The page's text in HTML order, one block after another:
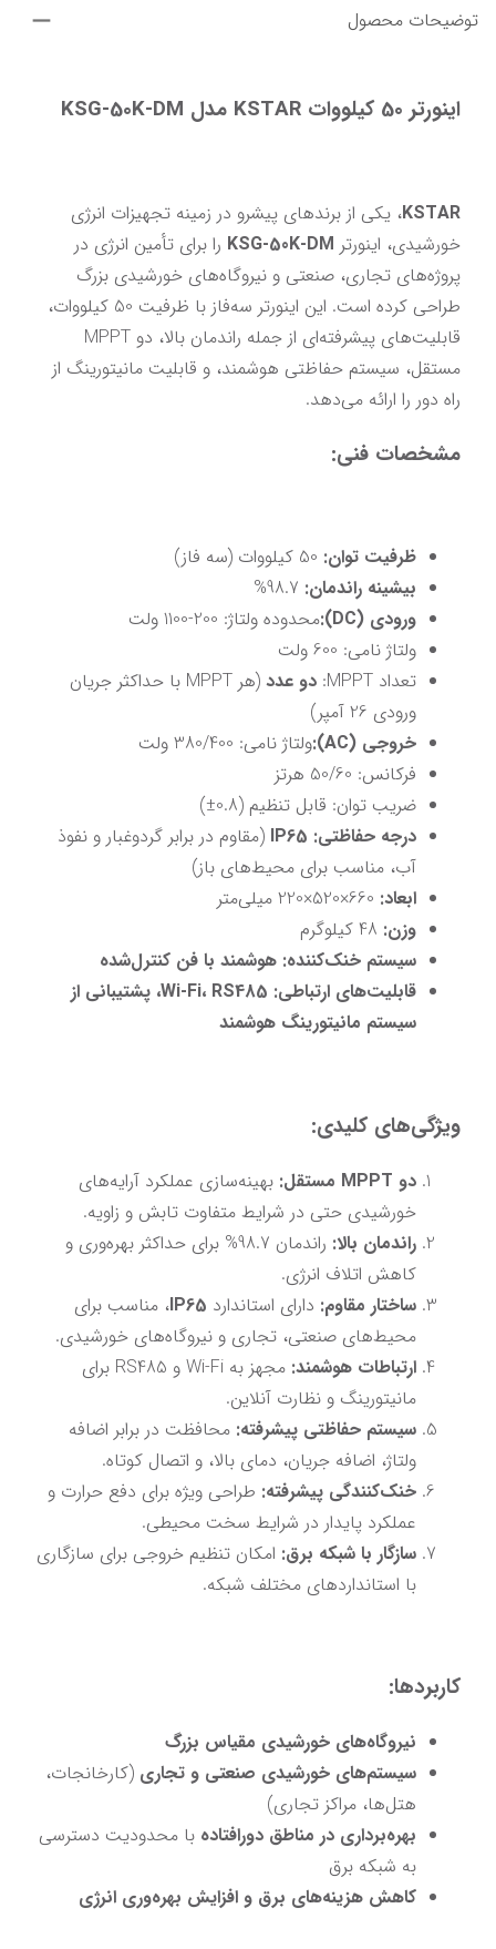
توضیحات محصول
اینورتر 50 کیلووات KSTAR مدل KSG-50K-DM
KSTAR
خورشیدی، اینورتر KSG-50K-DM
راه دور را ارائه می‌دهد.
مشخصات فنی:
ظرفیت توان:
بیشینه راندمان:
ورودی (DC):
محدوده ولتاژ: 200-1100 ولت
ولتاژ نامی: 600 ولت
تعداد MPPT:
دو عدد
ورودی 26 آمپر)
خروجی (AC):
ولتاژ نامی: 380/400 ولت
فرکانس: 50/60 هرتز
ضریب توان: قابل تنظیم (0.8±)
درجه حفاظتی: IP65
آب، مناسب برای محیط‌های باز)
ابعاد:
وزن:
سیستم خنک‌کننده:
هوشمند با فن کنترل‌شده
قابلیت‌های ارتباطی:
سیستم مانیتورینگ هوشمند
ویژگی‌های کلیدی:
دو MPPT مستقل:
خورشیدی حتی در شرایط متفاوت تابش و زاویه.
راندمان بالا:
کاهش اتلاف انرژی.
ساختار مقاوم: دارای استاندارد IP65
محیط‌های صنعتی، تجاری و نیروگاه‌های خورشیدی.
ارتباطات هوشمند:
مانیتورینگ و نظارت آنلاین.
سیستم حفاظتی پیشرفته:
ولتاژ، اضافه جریان، دمای بالا، و اتصال کوتاه.
خنک‌کنندگی پیشرفته:
عملکرد پایدار در شرایط سخت محیطی.
سازگار با شبکه برق:
با استانداردهای مختلف شبکه.
کاربردها:
نیروگاه‌های خورشیدی مقیاس بزرگ
سیستم‌های خورشیدی صنعتی و تجاری
هتل‌ها، مراکز تجاری)
بهره‌برداری در مناطق دورافتاده
به شبکه برق
کاهش هزینه‌های برق و افزایش بهره‌وری انرژی